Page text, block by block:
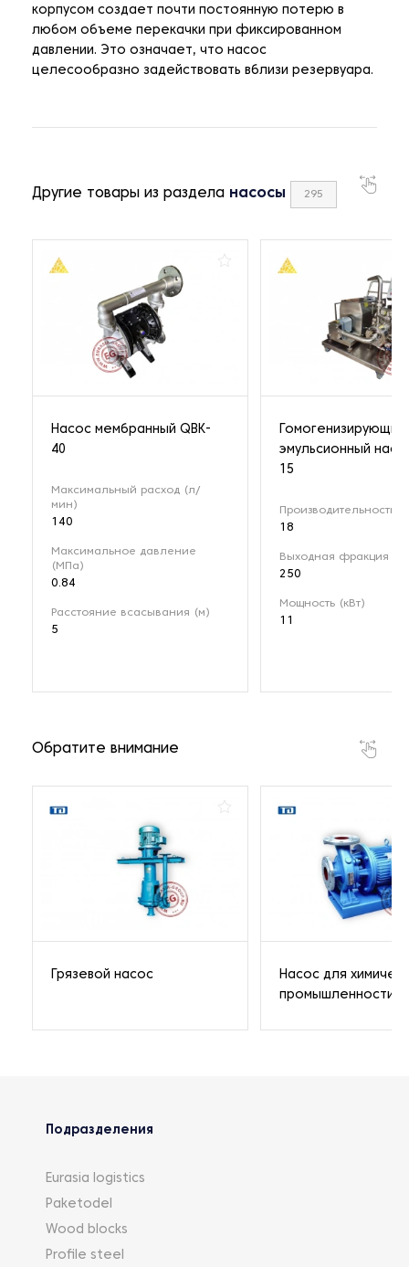
корпусом создает почти постоянную потерю в
любом объеме перекачки при фиксированном
давлении. Это означает, что насос
целесообразно задействовать вблизи резервуара.
Другие товары из раздела насосы 295
Насос мембранный QBK-
40
Максимальный расход (л/
мин)
140
Максимальное давление
(МПа)
0.84
Расстояние всасывания (м)
5
Гомогенизирующий
эмульсионный
15
Производительность
18
Выходная фракция
250
Мощность (кВт)
11
Обратите внимание
Грязевой насос
Насос для
промышленности
Подразделения
Eurasia logistics
Paketodel
Wood blocks
Profile steel